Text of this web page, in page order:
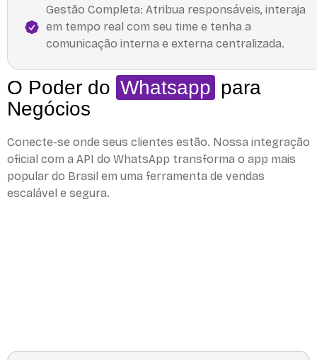
Gestão Completa: Atribua responsáveis, interaja
em tempo real com seu time e tenha a
comunicação interna e externa centralizada.
O Poder do Whatsapp para
Negócios
Conecte-se onde seus clientes estão. Nossa integração
oficial com a API do WhatsApp transforma o app mais
popular do Brasil em uma ferramenta de vendas
escalável e segura.